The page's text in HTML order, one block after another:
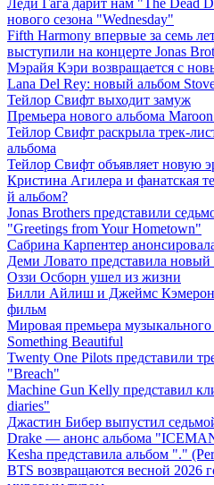
Леди Гага дарит нам "The Dead
нового сезона "Wednesday"
Fifth Harmony впервые за семь
выступили на концерте Jonas
Мэрайя Кэри возвращается с
Lana Del Rey: новый альбом
Тейлор Свифт выходит замуж
Премьера нового альбома
Тейлор Свифт раскрыла трек-
альбома
Тейлор Свифт объявляет новую
Кристина Агилера и фанатская
й альбом?
Jonas Brothers представили
"Greetings from Your Hometown"
Сабрина Карпентер
Деми Ловато представила
Оззи Осборн ушел из жизни
Билли Айлиш и Джеймс Кэмерон
фильм
Мировая премьера
Something Beautiful
Twenty One Pilots представили
"Breach"
Machine Gun Kelly представил
diaries"
Джастин Бибер выпустил
Drake — анонс альбома
Kesha представила альбом "."
BTS возвращаются весной 2026